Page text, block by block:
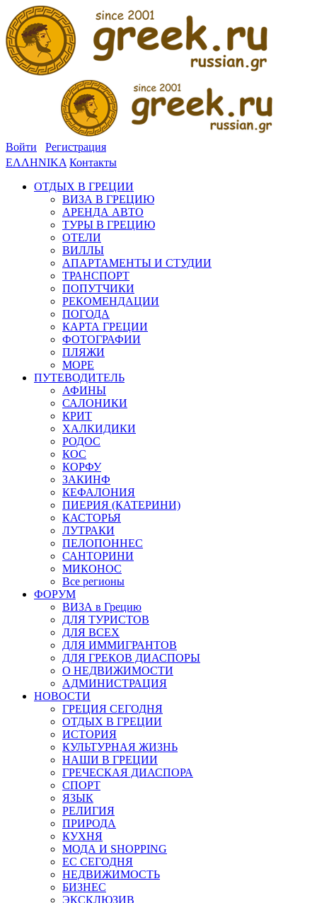
Войти
Регистрация
ΕΛΛΗΝΙΚΑ Контакты
ОТДЫХ В ГРЕЦИИ
ВИЗА В ГРЕЦИЮ
АРЕНДА АВТО
ТУРЫ В ГРЕЦИЮ
ОТЕЛИ
ВИЛЛЫ
АПАРТАМЕНТЫ И СТУДИИ
ТРАНСПОРТ
ПОПУТЧИКИ
РЕКОМЕНДАЦИИ
ПОГОДА
КАРТА ГРЕЦИИ
ФОТОГРАФИИ
ПЛЯЖИ
МОРЕ
ПУТЕВОДИТЕЛЬ
АФИНЫ
САЛОНИКИ
КРИТ
ХАЛКИДИКИ
РОДОС
КОС
КОРФУ
ЗАКИНФ
КЕФАЛОНИЯ
ПИЕРИЯ (КАТЕРИНИ)
КАСТОРЬЯ
ЛУТРАКИ
ПЕЛОПОННЕС
САНТОРИНИ
МИКОНОС
Все регионы
ФОРУМ
ВИЗА в Грецию
ДЛЯ ТУРИСТОВ
ДЛЯ ВСЕХ
ДЛЯ ИММИГРАНТОВ
ДЛЯ ГРЕКОВ ДИАСПОРЫ
О НЕДВИЖИМОСТИ
АДМИНИСТРАЦИЯ
НОВОСТИ
ГРЕЦИЯ СЕГОДНЯ
ОТДЫХ В ГРЕЦИИ
ИСТОРИЯ
КУЛЬТУРНАЯ ЖИЗНЬ
НАШИ В ГРЕЦИИ
ГРЕЧЕСКАЯ ДИАСПОРА
СПОРТ
ЯЗЫК
РЕЛИГИЯ
ПРИРОДА
КУХНЯ
МОДА И SHOPPING
ЕС СЕГОДНЯ
НЕДВИЖИМОСТЬ
БИЗНЕС
ЭКСКЛЮЗИВ